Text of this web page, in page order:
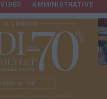
VIDEO AMMINISTRATIVE